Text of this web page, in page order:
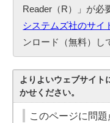
Reader（R）」が必
システムズ社のサイ
ンロード（無料）し
よりよいウェブサイト
かせください。
このページに問